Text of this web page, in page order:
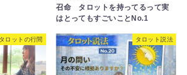
召命 タロットを持ってるって実
はとってもすごいことNo.1
ロットの行間 タロット説法